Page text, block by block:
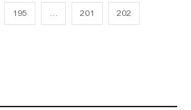
195 … 201 202